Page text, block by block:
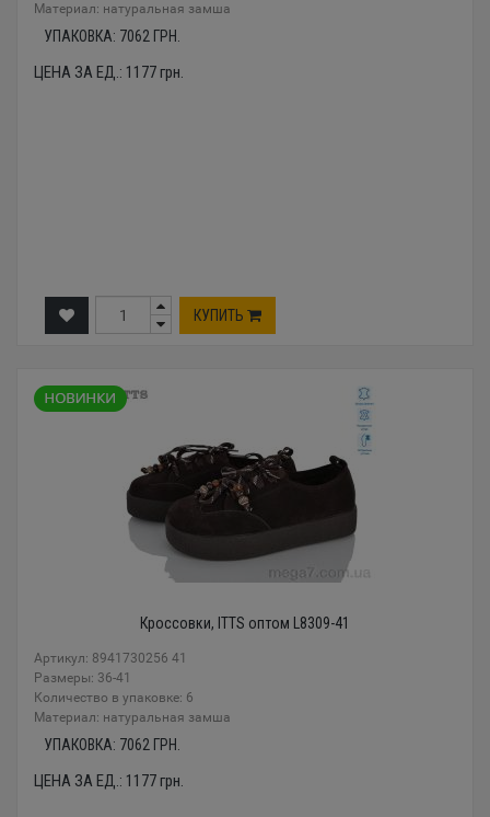
Материал: натуральная замша
УПАКОВКА: 7062 ГРН.
ЦЕНА ЗА ЕД.: 1177грн.
КУПИТЬ
Кроссовки, ITTS оптом L8309-41
Артикул: 8941730256 41
Размеры: 36-41
Количество в упаковке: 6
Материал: натуральная замша
УПАКОВКА: 7062 ГРН.
ЦЕНА ЗА ЕД.: 1177грн.